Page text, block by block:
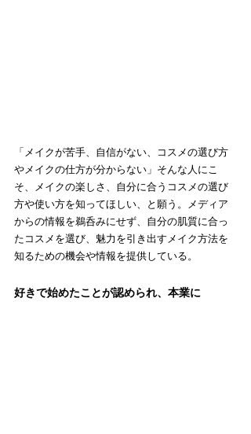
「メイクが苦手、自信がない、コスメの選び方
やメイクの仕方が分からない」そんな人にこ
そ、メイクの楽しさ、自分に合うコスメの選び
方や使い方を知ってほしい、と願う。メディア
からの情報を鵜呑みにせず、自分の肌質に合っ
たコスメを選び、魅力を引き出すメイク方法を
知るための機会や情報を提供している。
好きで始めたことが認められ、本業に